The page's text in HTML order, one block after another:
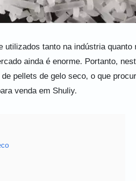
utilizados tanto na indústria
ainda é enorme. Portanto,
pellets de gelo seco, o que
venda em Shuliy.